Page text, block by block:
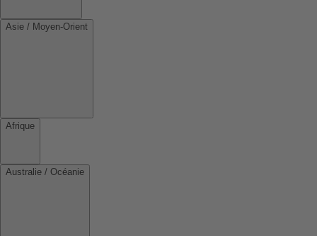
Asie / Moyen-Orient
Afrique
Australie / Océanie